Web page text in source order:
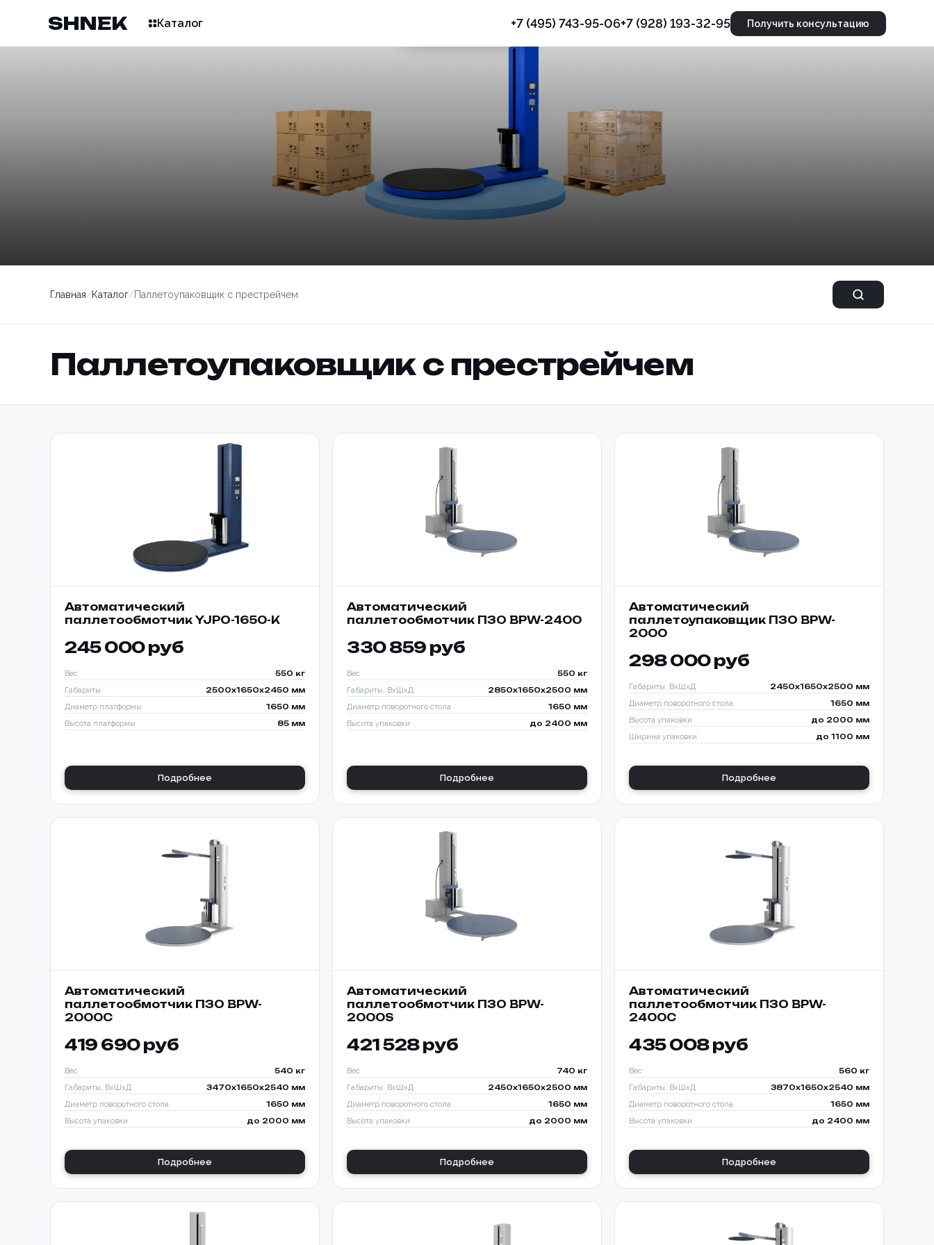
SHNEK Каталог +7 (495) 743-95-06+7 (928) 193-32-95 Получить консультацию
Паллетообмотчики
Главная/Каталог/Паллетоупаковщик с престрейчем
Паллетоупаковщик с престрейчем
Автоматический
паллетообмотчик YJPO-1650-K
245 000 руб
Вес 550 кг
Габариты 2500x1650x2450 мм
Диаметр платформы 1650 мм
Высота платформы 85 мм
Подробнее
Автоматический
паллетообмотчик ПЗО BPW-2400
330 859 руб
Вес 550 кг
Габариты, ВхШхД 2850х1650х2500 мм
Диаметр поворотного стола 1650 мм
Высота упаковки до 2400 мм
Подробнее
Автоматический
паллетоупаковщик ПЗО BPW-
2000
298 000 руб
Габариты, ВхШхД 2450х1650х2500 мм
Диаметр поворотного стола 1650 мм
Высота упаковки до 2000 мм
Ширина упаковки до 1100 мм
Подробнее
Автоматический
паллетообмотчик ПЗО BPW-
2000C
419 690 руб
Вес 540 кг
Габариты, ВхШхД 3470х1650х2540 мм
Диаметр поворотного стола 1650 мм
Высота упаковки до 2000 мм
Подробнее
Автоматический
паллетообмотчик ПЗО BPW-
2000S
421 528 руб
Вес 740 кг
Габариты, ВхШхД 2450х1650х2500 мм
Диаметр поворотного стола 1650 мм
Высота упаковки до 2000 мм
Подробнее
Автоматический
паллетообмотчик ПЗО BPW-
2400C
435 008 руб
Вес 560 кг
Габариты, ВхШхД 3870х1650х2540 мм
Диаметр поворотного стола 1650 мм
Высота упаковки до 2400 мм
Подробнее